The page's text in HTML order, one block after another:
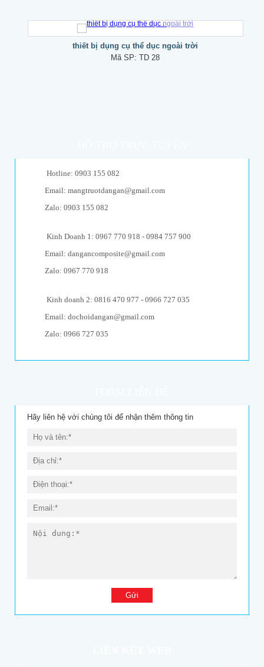
thiết bị dụng cụ thể dục ngoài trời
Mã SP:TD 28
Hotline: 0903 155 082
Email: mangtruotdangan@gmail.com
Zalo: 0903 155 082
Kinh Doanh 1: 0967 770 918 - 0984 757 900
Email: dangancomposite@gmail.com
Zalo: 0967 770 918
Kinh doanh 2: 0816 470 977 - 0966 727 035
Email: dochoidangan@gmail.com
Zalo: 0966 727 035
Hãy liên hệ với chúng tôi để nhận thêm thông tin